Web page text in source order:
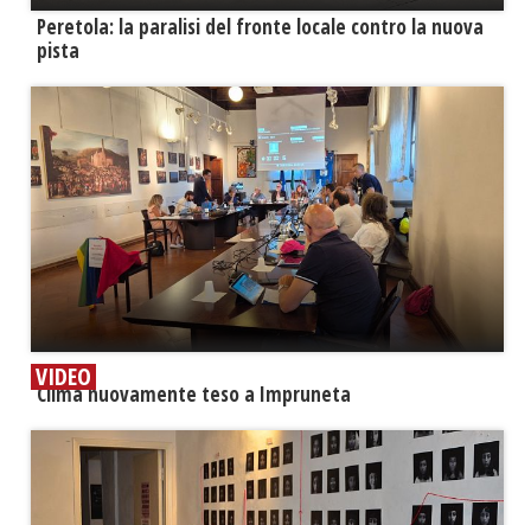
Peretola: la paralisi del fronte locale contro la nuova
pista
VIDEO
​Clima nuovamente teso a Impruneta